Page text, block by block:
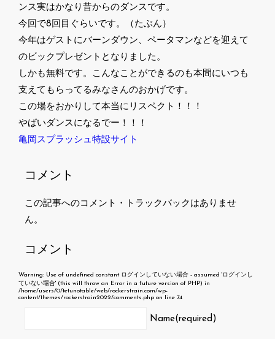
ンス実はかなり昔からのダンスです。
今回で8回目ぐらいです。（たぶん）
今年はゲストにバーンダウン、ペータマンなどを迎えて
のビックプレゼントとなりました。
しかも無料です。こんなことができるのも本間にいつも
支えてもらってるみなさんのおかげです。
この場をおかりして本当にリスペクト！！！
やばいダンスになるでー！！！
亀岡スプラッシュ特設サイト
コメント
この記事へのコメント・トラックバックはありませ
ん。
コメント
Warning: Use of undefined constant ログインしていない場合 - assumed 'ログインし
ていない場合' (this will throw an Error in a future version of PHP) in
/home/users/0/tetunotable/web/rockerstrain.com/wp-
content/themes/rockerstrain2022/comments.php on line74
Name(required)